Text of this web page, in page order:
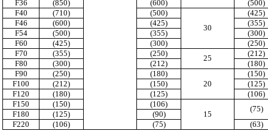
F36
(850) (600)
(500)
F40
(710)
(500)
30
(425)
F46
(600) (425)
(355)
F54
(500) (355)
(300)
F60
(425) (300)
(250)
F70
(355) (250)
25
(212)
F80
(300) (212)
(180)
F90
(250)
(180)
20
(150)
F100
(212) (150)
(125)
F120
(180) (125)
(106)
F150
(150)
(106)
15
(75)
F180 (125)
(90)
F220
(106) (75) (63)